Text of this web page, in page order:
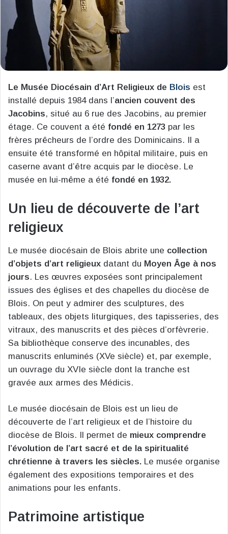
Le Musée Diocésain d’Art Religieux de Blois est
installé depuis 1984 dans l’ancien couvent des
Jacobins, situé au 6 rue des Jacobins, au premier
étage. Ce couvent a été fondé en 1273 par les
frères prêcheurs de l’ordre des Dominicains. Il a
ensuite été transformé en hôpital militaire, puis en
caserne avant d’être acquis par le diocèse. Le
musée en lui-même a été fondé en 1932.
Un lieu de découverte de l’art
religieux
Le musée diocésain de Blois abrite une collection
d’objets d’art religieux datant du Moyen Âge à nos
jours. Les œuvres exposées sont principalement
issues des églises et des chapelles du diocèse de
Blois. On peut y admirer des sculptures, des
tableaux, des objets liturgiques, des tapisseries, des
vitraux, des manuscrits et des pièces d’orfèvrerie.
Sa bibliothèque conserve des incunables, des
manuscrits enluminés (XVe siècle) et, par exemple,
un ouvrage du XVIe siècle dont la tranche est
gravée aux armes des Médicis.
Le musée diocésain de Blois est un lieu de
découverte de l’art religieux et de l’histoire du
diocèse de Blois. Il permet de mieux comprendre
l’évolution de l’art sacré et de la spiritualité
chrétienne à travers les siècles. Le musée organise
également des expositions temporaires et des
animations pour les enfants.
Patrimoine artistique